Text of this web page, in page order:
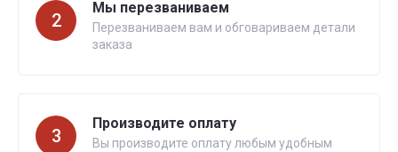
2
Мы перезваниваем
Перезваниваем вам и обговариваем детали
заказа
3
Производите оплату
Вы производите оплату любым удобным